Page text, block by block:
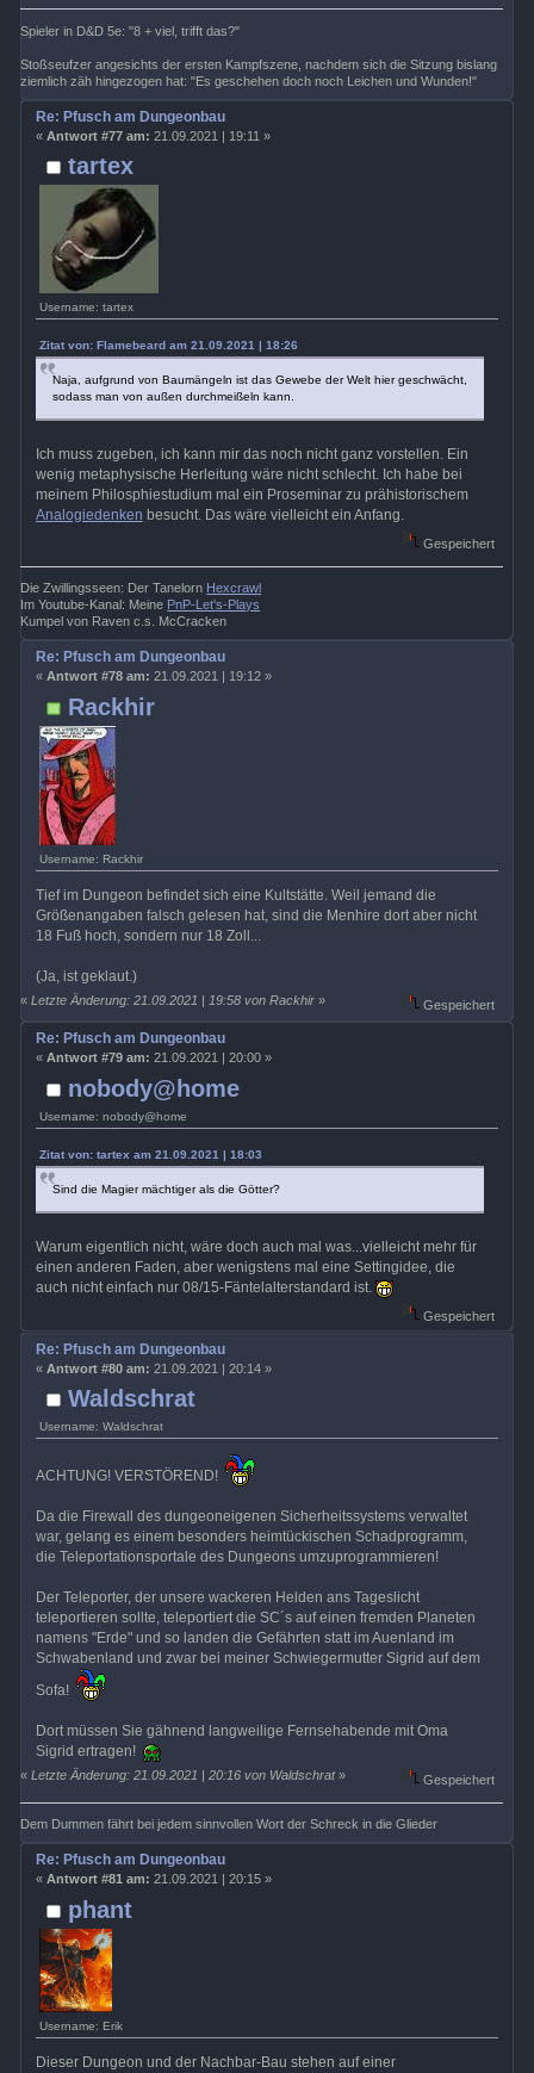
Spieler in D&D 5e: "8 + viel, trifft das?"
Stoßseufzer angesichts der ersten Kampfszene, nachdem sich die Sitzung bislang
ziemlich zäh hingezogen hat: "Es geschehen doch noch Leichen und Wunden!"
tartex
Username: tartex
Re: Pfusch am Dungeonbau
« Antwort #77 am: 21.09.2021 | 19:11 »
Zitat von: Flamebeard am 21.09.2021 | 18:26
Naja, aufgrund von Baumängeln ist das Gewebe der Welt hier geschwächt,
sodass man von außen durchmeißeln kann.
Ich muss zugeben, ich kann mir das noch nicht ganz vorstellen. Ein
wenig metaphysische Herleitung wäre nicht schlecht. Ich habe bei
meinem Philosphiestudium mal ein Proseminar zu prähistorischem
Analogiedenken besucht. Das wäre vielleicht ein Anfang.
Gespeichert
Die Zwillingsseen: Der Tanelorn Hexcrawl
Im Youtube-Kanal: Meine PnP-Let's-Plays
Kumpel von Raven c.s. McCracken
Rackhir
Username: Rackhir
Re: Pfusch am Dungeonbau
« Antwort #78 am: 21.09.2021 | 19:12 »
Tief im Dungeon befindet sich eine Kultstätte. Weil jemand die
Größenangaben falsch gelesen hat, sind die Menhire dort aber nicht
18 Fuß hoch, sondern nur 18 Zoll...
(Ja, ist geklaut.)
«Letzte Änderung: 21.09.2021 | 19:58 von Rackhir » Gespeichert
nobody@home
Username: nobody@home
Re: Pfusch am Dungeonbau
« Antwort #79 am: 21.09.2021 | 20:00 »
Zitat von: tartex am 21.09.2021 | 18:03
Sind die Magier mächtiger als die Götter?
Warum eigentlich nicht, wäre doch auch mal was...vielleicht mehr für
einen anderen Faden, aber wenigstens mal eine Settingidee, die
auch nicht einfach nur 08/15-Fäntelalterstandard ist.
Gespeichert
Waldschrat
Username: Waldschrat
Re: Pfusch am Dungeonbau
« Antwort #80 am: 21.09.2021 | 20:14 »
ACHTUNG! VERSTÖREND!
Da die Firewall des dungeoneigenen Sicherheitssystems verwaltet
war, gelang es einem besonders heimtückischen Schadprogramm,
die Teleportationsportale des Dungeons umzuprogrammieren!
Der Teleporter, der unsere wackeren Helden ans Tageslicht
teleportieren sollte, teleportiert die SC´s auf einen fremden Planeten
namens "Erde" und so landen die Gefährten statt im Auenland im
Schwabenland und zwar bei meiner Schwiegermutter Sigrid auf dem
Sofa!
Dort müssen Sie gähnend langweilige Fernsehabende mit Oma
Sigrid ertragen!
«Letzte Änderung: 21.09.2021 | 20:16 von Waldschrat» Gespeichert
Dem Dummen fährt bei jedem sinnvollen Wort der Schreck in die Glieder
phant
Username: Erik
Re: Pfusch am Dungeonbau
« Antwort #81 am: 21.09.2021 | 20:15 »
Dieser Dungeon und der Nachbar-Bau stehen auf einer